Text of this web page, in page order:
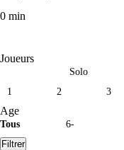
0 min
Joueurs
Solo
1
2 3
Age
Tous 6-
Filtrer